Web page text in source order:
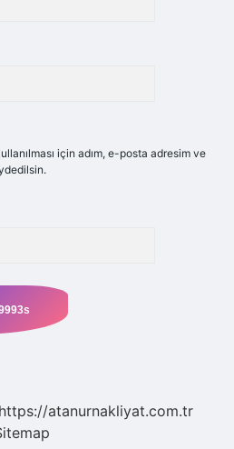
için adım, e-posta adresim ve
https://atanurnakliyat.com.tr